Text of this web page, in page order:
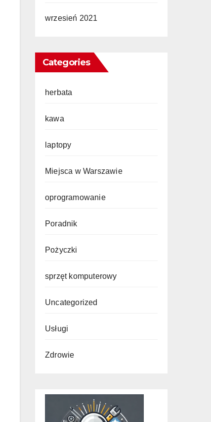
wrzesień 2021
Categories
herbata
kawa
laptopy
Miejsca w Warszawie
oprogramowanie
Poradnik
Pożyczki
sprzęt komputerowy
Uncategorized
Usługi
Zdrowie